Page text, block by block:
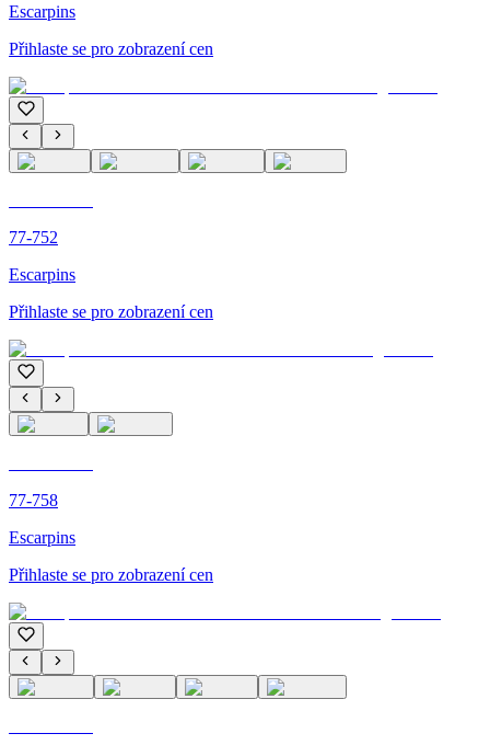
Escarpins
Přihlaste se pro zobrazení cen
77-752
Escarpins
Přihlaste se pro zobrazení cen
77-758
Escarpins
Přihlaste se pro zobrazení cen